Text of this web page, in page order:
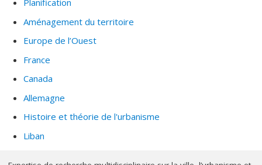
« Chemins de transition », un grand projet instututionnel de
l'UdeM, au sein duquel il a conçu et mise en œuvre avec son
équipe une méthodologie prospective innovante et inédite au
aujourd'hui de nombreuses parties prenantes de la socété
québécoise pour les aider à faire face aux grands défis des
transformations sociétales profondes impulsés par les
Planification
Aménagement du territoire
Europe de l’Ouest
France
Canada
Allemagne
Histoire et théorie de l'urbanisme
Liban